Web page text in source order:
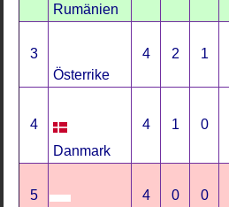
Rumänien
3
Österrike
4 2 1
4
Danmark
4 1 0
5
4 0 0